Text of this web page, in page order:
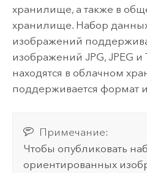
хранилище, а также в
хранилище. Набор
изображений
изображений JPG, JPEG
находятся в облачном
поддерживается формат
Примечание:
Чтобы опубликовать
ориентированных